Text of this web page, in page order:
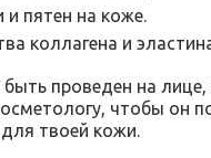
и пятен на коже.
коллагена и
проведен на
чтобы он
твоей кожи.